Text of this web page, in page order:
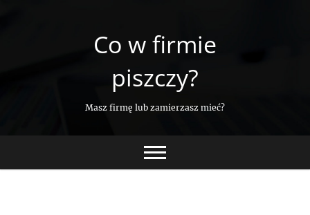
Co w firmie
piszczy?
Masz firmę lub zamierzasz mieć?